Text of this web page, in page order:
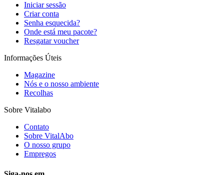
Iniciar sessão
Criar conta
Senha esquecida?
Onde está meu pacote?
Resgatar voucher
Informações Úteis
Magazine
Nós e o nosso ambiente
Recolhas
Sobre Vitalabo
Contato
Sobre VitalAbo
O nosso grupo
Empregos